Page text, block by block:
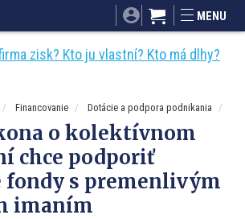
Mnamky-recepty.sk
MENU
zisk? Kto ju vlastní? Kto má dlhy?
Financovanie Dotácie a podpora podnikania
o kolektívnom
chce podporiť
fondy s premenlivým
imaním